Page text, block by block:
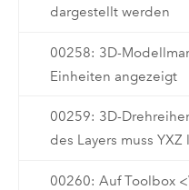
dargestellt werden
00258: 3D-
Einheiten angezeigt
00259: 3D-
des Layers muss YXZ
00260: Auf Toolbox